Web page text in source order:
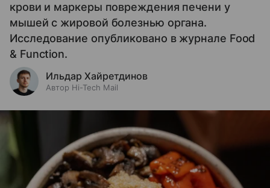
крови и маркеры повреждения печени у
мышей с жировой болезнью органа.
Исследование опубликовано в журнале Food
& Function.
Ильдар Хайретдинов
Автор Hi-Tech Mail